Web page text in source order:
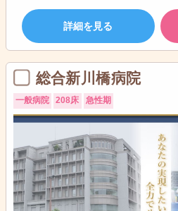
詳細を見る
総合新川橋病院
一般病院 208床 急性期